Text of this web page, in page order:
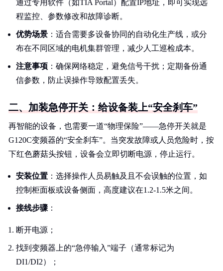
通过专用软件（如TIA Portal）配置IP地址，即可实现远
程监控、参数修改和故障诊断。
优势场景 ：适合需要多设备协同的自动化生产线，或分
布在不同区域的电机集群管理，减少人工巡检成本。
注意事项 ：确保网络稳定，避免信号干扰；定期备份通
信参数，防止误操作导致配置丢失。
二、加装急停开关：给设备装上“安全刹车”
再智能的设备，也需要一道“物理保险”——急停开关就是
G120C变频器的“安全刹车”。当突发故障或人员危险时，按
下红色蘑菇头按钮，设备会立即切断电源，停止运行。
安装位置 ：选择操作人员易触及且不会误触的位置，如
控制柜面板或设备侧面，高度建议在1.2-1.5米之间。
接线步骤 ：
断开电源；
找到变频器上的“急停输入”端子（通常标记为
DI1/DI2）；